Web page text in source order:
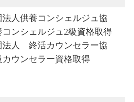
法人供養コンシェルジュ協
ンシェルジュ2級資格取得
法人 終活カウンセラー協
ウンセラー資格取得